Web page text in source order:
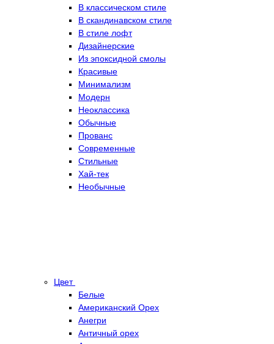
В классическом стиле
В скандинавском стиле
В стиле лофт
Дизайнерские
Из эпоксидной смолы
Красивые
Минимализм
Модерн
Неоклассика
Обычные
Прованс
Современные
Стильные
Хай-тек
Необычные
Цвет
Белые
Американский Орех
Анегри
Античный орех